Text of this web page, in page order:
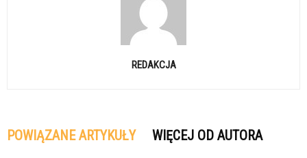
REDAKCJA
POWIĄZANE ARTYKUŁY WIĘCEJ OD AUTORA